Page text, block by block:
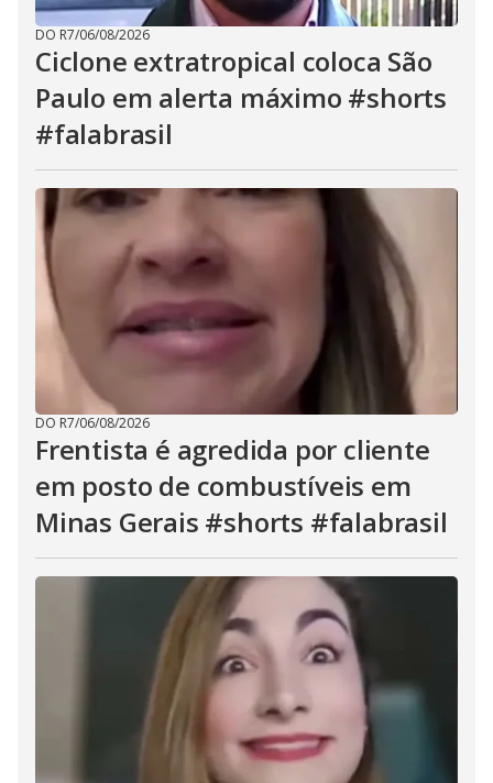
DO R7/06/08/2026
Ciclone extratropical coloca São
Paulo em alerta máximo #shorts
#falabrasil
DO R7/06/08/2026
Frentista é agredida por cliente
em posto de combustíveis em
Minas Gerais #shorts #falabrasil